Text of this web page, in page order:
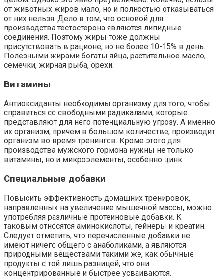
от животных жиров мало, но и полностью отказываться
от них нельзя. Дело в том, что основой для
производства тестостерона являются липидные
соединения. Поэтому жиры тоже должны
присутствовать в рационе, но не более 10-15% в день.
Полезными жирами богаты яйца, растительное масло,
семечки, жирная рыба, орехи.
Витамины
Антиоксиданты необходимы организму для того, чтобы
справиться со свободными радикалами, которые
представляют для него потенциальную угрозу. А именно
их организм, причем в большом количестве, производит
организм во время тренингов. Кроме этого для
производства мужского гормона нужны не только
витамины, но и микроэлементы, особенно цинк.
Специальные добавки
Повысить эффективность домашних тренировок,
направленных на увеличение мышечной массы, можно
употребляя различные протеиновые добавки. К
таковым относятся аминокислоты, гейнеры и креатин.
Следует отметить, что перечисленные добавки не
имеют ничего общего с анаболиками, а являются
природными веществами такими же, как обычные
продукты с той лишь разницей, что они
концентрированные и быстрее усваиваются.